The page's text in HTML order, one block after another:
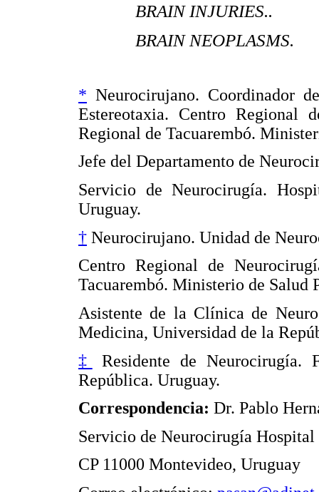
BRAIN INJURIES..
BRAIN NEOPLASMS.
* Neurocirujano. Coordinador
Estereotaxia. Centro Regional
Regional de Tacuarembó.
Jefe del Departamento de
Servicio de Neurocirugía.
Uruguay.
† Neurocirujano. Unidad de
Centro Regional de
Tacuarembó. Ministerio de Salud
Asistente de la Clínica de
Medicina, Universidad de la
‡
Residente de Neurocirugía.
República. Uruguay.
Correspondencia: Dr. Pablo
Servicio de Neurocirugía
CP 11000 Montevideo, Uruguay